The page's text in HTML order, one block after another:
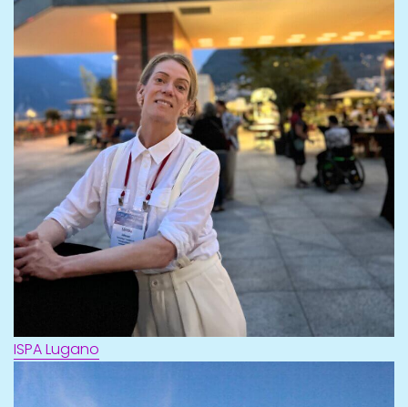
ISPA Lugano